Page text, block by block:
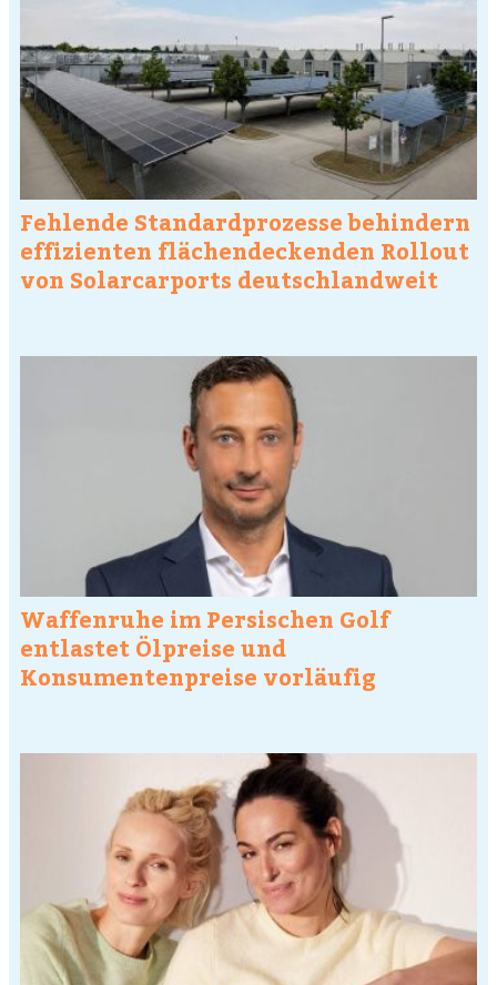
Fehlende Standardprozesse behindern
effizienten flächendeckenden Rollout
von Solarcarports deutschlandweit
Waffenruhe im Persischen Golf
entlastet Ölpreise und
Konsumentenpreise vorläufig